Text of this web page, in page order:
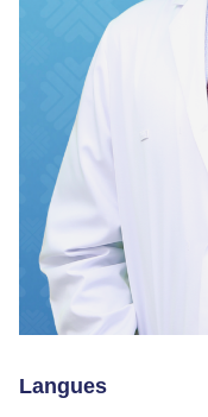
Langues